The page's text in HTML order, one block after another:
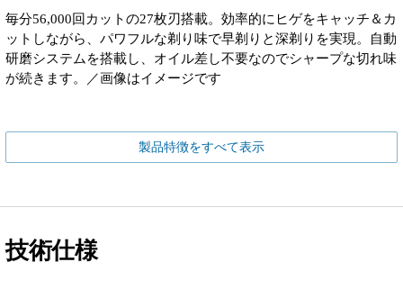
毎分56,000回カットの27枚刃搭載。効率的にヒゲをキャッチ＆カ
ットしながら、パワフルな剃り味で早剃りと深剃りを実現。自動
研磨システムを搭載し、オイル差し不要なのでシャープな切れ味
が続きます。／画像はイメージです
製品特徴をすべて表示
技術仕様